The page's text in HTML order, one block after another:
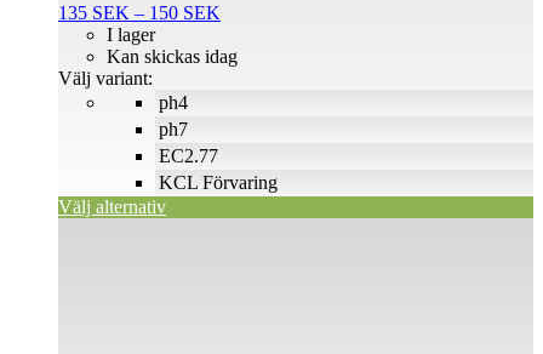
135 SEK – 150 SEK
till
ph4
ph7
EC2.77
KCL Förvaring
I lager
Kan skickas idag
Välj variant:
Välj alternativ
produktsidan